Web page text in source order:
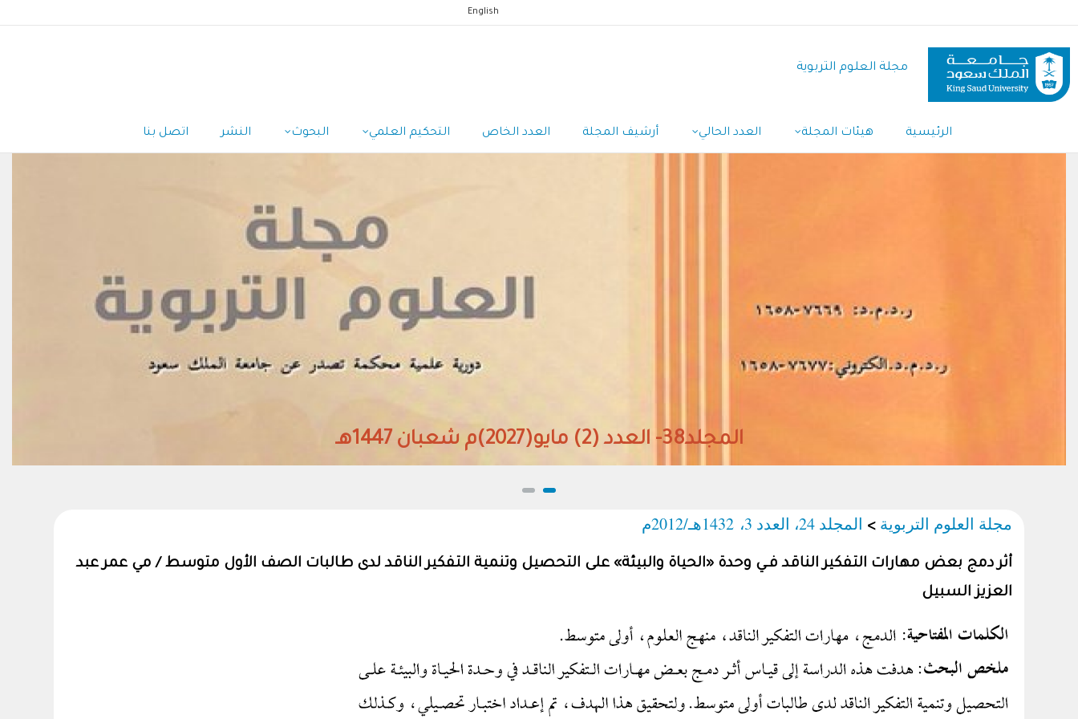
المحتوى
الرئيسي
English
مجلة العلوم التربوية
Navigation
الرئيسية هيئات المجلة العدد الحالي أرشيف المجلة العدد الخاص التحكيم العلمي البحوث النشر اتصل بنا
مجلة العلوم التربوية > المجلد 24، العدد 3، 1432هـ/2012م
أثر دمج بعض مهارات التفكير الناقد فـي وحدة «الحياة والبيئة» على التحصيل وتنمية التفكير الناقد لدى طالبات الصف الأول متوسط / مي عمر عبد
العزيز السبيل